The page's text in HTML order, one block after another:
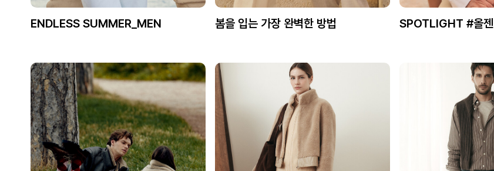
ENDLESS SUMMER_MEN 봄을 입는 가장 완벽한 방법 SPOTLIGHT #올젠